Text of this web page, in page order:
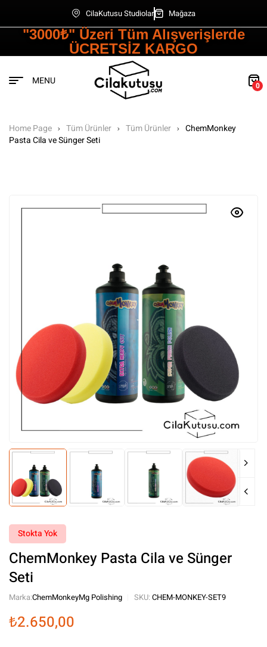
CilaKutusu Studiolar Mağaza
"3000₺" Üzeri Tüm Alışverişlerde
ÜCRETSİZ KARGO
MENU 0
Home Page Tüm Ürünler Tüm Ürünler
ChemMonkey
Pasta Cila ve Sünger Seti
Stokta Yok
ChemMonkey Pasta Cila ve Sünger
Seti
Marka:ChemMonkeyMg Polishing SKU: CHEM-MONKEY-SET9
₺2.650,00